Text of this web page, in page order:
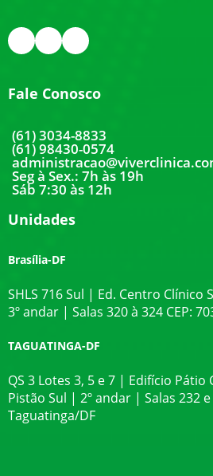
Fale Conosco
(61) 3034-8833
(61) 98430-0574
Seg à Sex.: 7h às 19h
Sáb 7:30 às 12h
Unidades
Brasília-DF
SHLS 716 Sul | Ed. Centro Clínico
3º andar | Salas 320 à 324 CEP:
TAGUATINGA-DF
QS 3 Lotes 3, 5 e 7 | Edifício Pátio
Pistão Sul | 2º andar | Salas 232
Taguatinga/DF